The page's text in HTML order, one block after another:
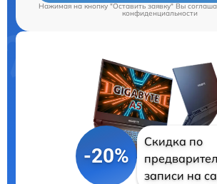
Нажимая на кнопку "Оставить заявку" Вы
конфиденциальности
-20%
Скидка по
записи на